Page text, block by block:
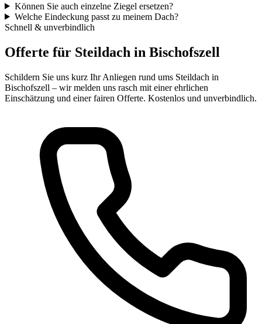
Können Sie auch einzelne Ziegel ersetzen?
Welche Eindeckung passt zu meinem Dach?
Schnell & unverbindlich
Offerte für Steildach in Bischofszell
Schildern Sie uns kurz Ihr Anliegen rund ums Steildach in
Bischofszell – wir melden uns rasch mit einer ehrlichen
Einschätzung und einer fairen Offerte. Kostenlos und unverbindlich.